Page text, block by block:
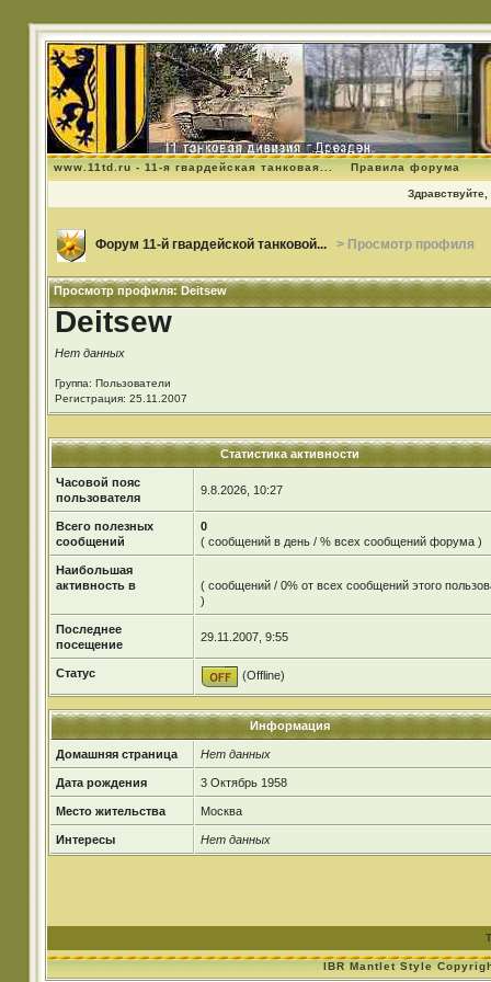
www.11td.ru - 11-я гвардейская танковая... Правила форума
Здравствуйте,
Форум 11-й гвардейской танковой... > Просмотр профиля
Просмотр профиля: Deitsew
Deitsew
Нет данных
Группа: Пользователи
Регистрация: 25.11.2007
Статистика активности
Часовой пояс
пользователя
9.8.2026, 10:27
Всего полезных
сообщений
0
( сообщений в день / % всех сообщений форума )
Наибольшая
активность в
( сообщений / 0% от всех сообщений этого
)
Последнее
посещение
29.11.2007, 9:55
Статус (Offline)
Информация
Домашняя страница Нет данных
Дата рождения 3 Октябрь 1958
Место жительства Москва
Интересы Нет данных
IBR Mantlet Style